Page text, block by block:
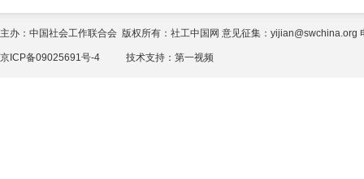
主办：中国社会工作联合会 版权所有：社工中国网 意见征集：yijian@swchina.org
京ICP备09025691号-4 技术支持： 第一视频